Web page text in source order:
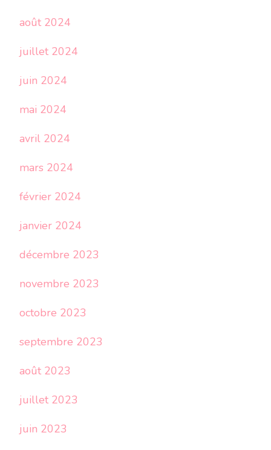
août 2024
juillet 2024
juin 2024
mai 2024
avril 2024
mars 2024
février 2024
janvier 2024
décembre 2023
novembre 2023
octobre 2023
septembre 2023
août 2023
juillet 2023
juin 2023